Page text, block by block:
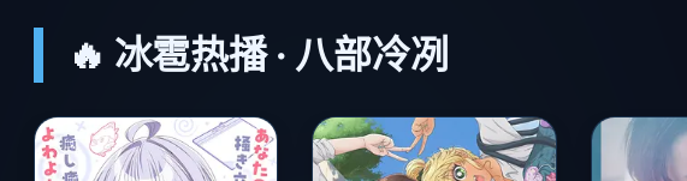
🔥 冰雹热播 · 八部冷冽